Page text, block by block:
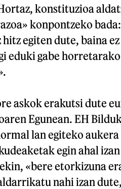
konstituzioa
konpontzeko
egiten dute, baina
eduki gabe
askok erakutsi dute
Egunean. EH
lan egiteko aukera
egin ahal
«bere etorkizuna
nahi izan